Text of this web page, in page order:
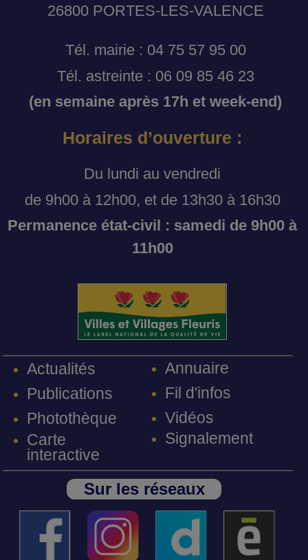
26800 PORTES-LES-VALENCE
Tél. mairie : 04 75 57 95 00
Tél. astreinte : 06 09 85 46 23
(en semaine après 17h et week-end)
Horaires d’ouverture :
Du lundi au vendredi
de 9h00 à 12h00, et de 13h30 à 16h30
Permanence état-civil : samedi de 9h00 à
11h00
Actualités
Publications
Photothèque
Carte
interactive
Annuaire
Fil d'infos
Vidéos
Signalement
Sur les réseaux